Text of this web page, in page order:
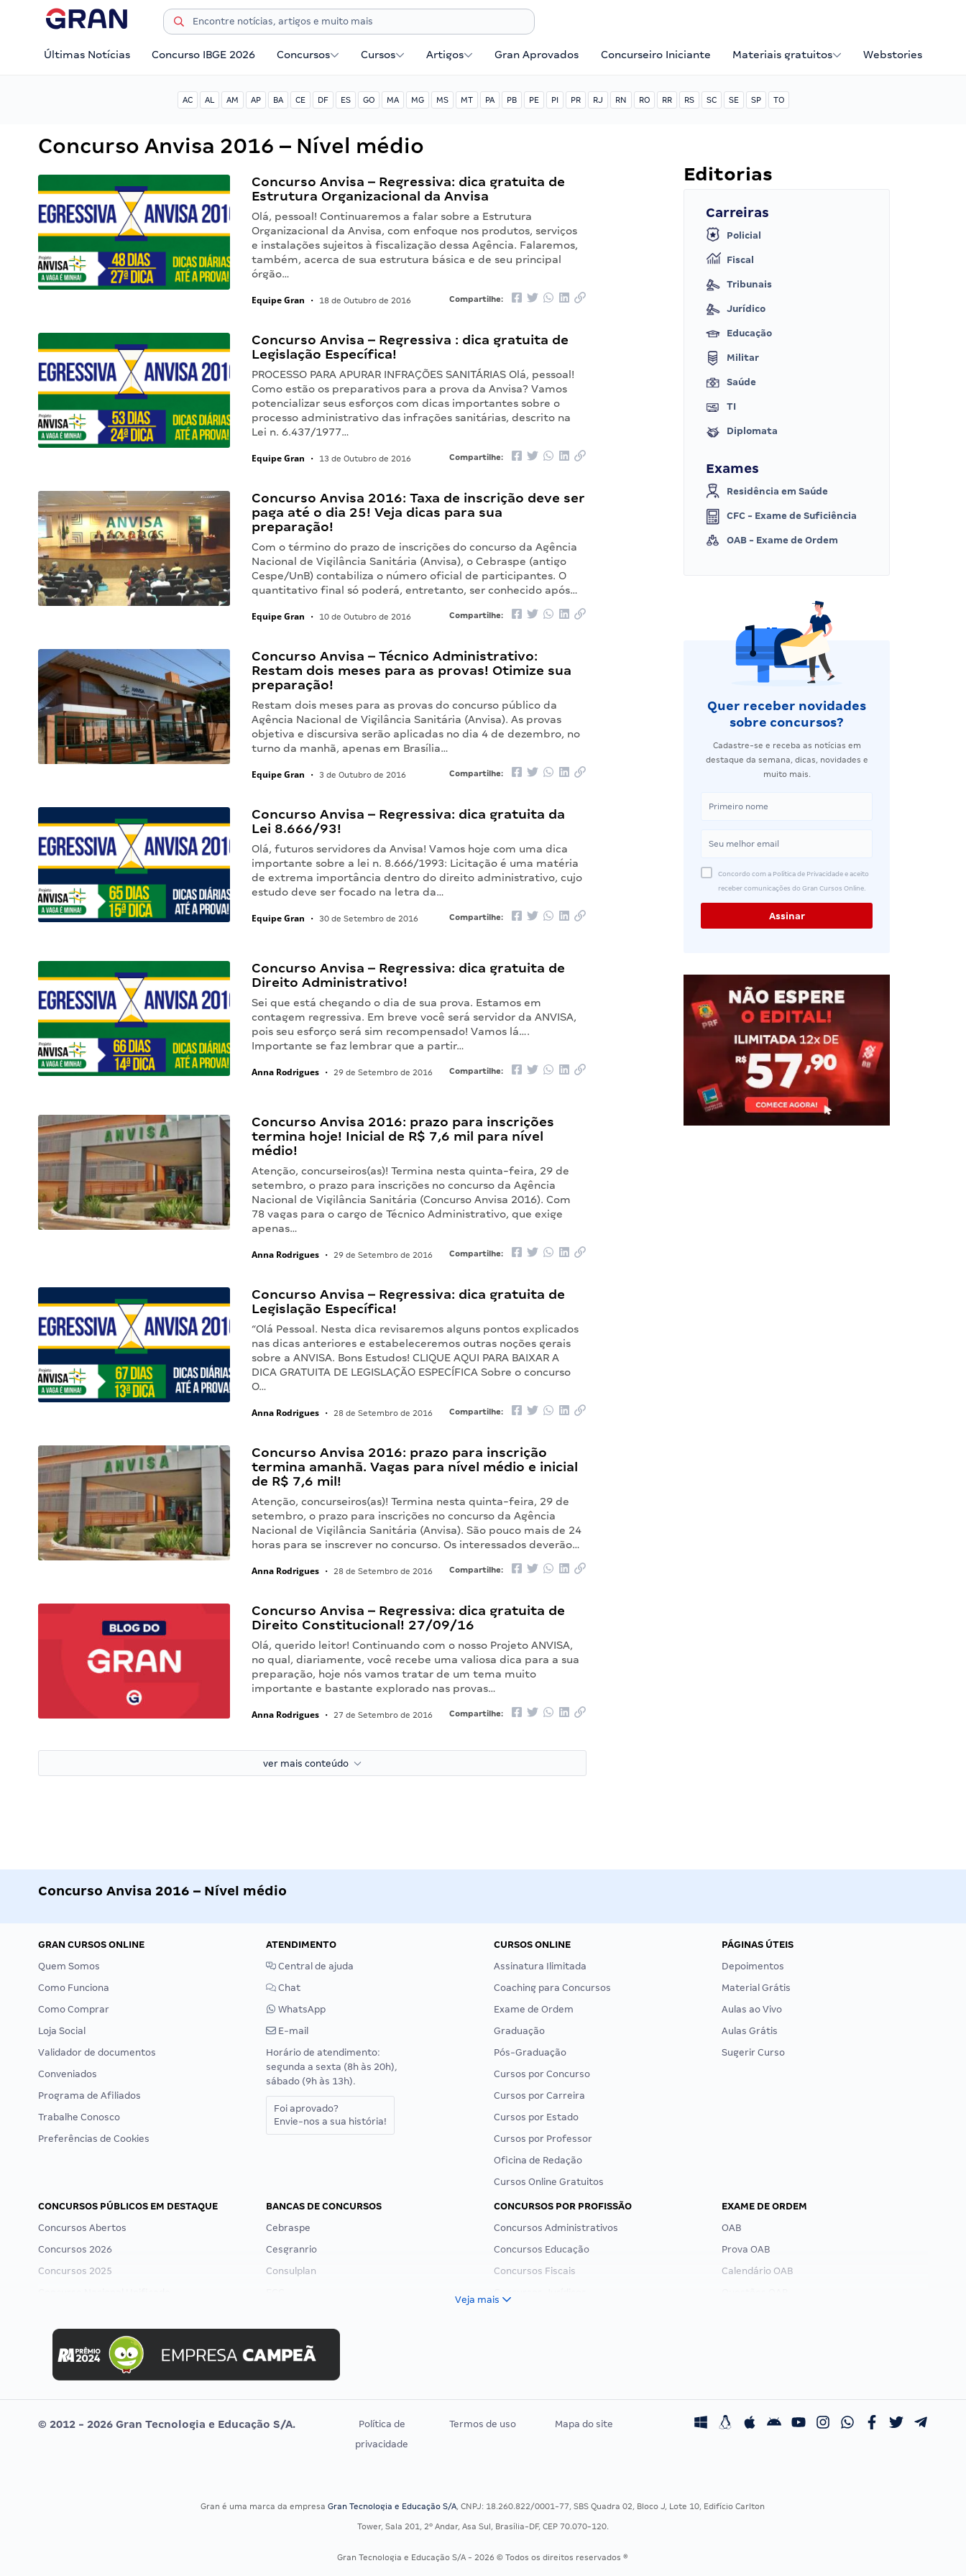
Últimas Notícias Concurso IBGE 2026 Concursos Cursos Artigos Gran Aprovados Concurseiro Iniciante Materiais gratuitos Webstories
AC AL AM AP BA CE DF ES GO MA MG MS MT PA PB PE PI PR RJ RN RO RR RS SC SE SP TO
Concurso Anvisa 2016 – Nível médio
Concurso Anvisa – Regressiva: dica gratuita de
Estrutura Organizacional da Anvisa
Olá, pessoal! Continuaremos a falar sobre a Estrutura
Organizacional da Anvisa, com enfoque nos produtos, serviços
e instalações sujeitos à fiscalização dessa Agência. Falaremos,
também, acerca de sua estrutura básica e de seu principal
órgão…
Equipe Gran • 18 de Outubro de 2016 Compartilhe:
Concurso Anvisa – Regressiva : dica gratuita de
Legislação Específica!
PROCESSO PARA APURAR INFRAÇÕES SANITÁRIAS Olá, pessoal!
Como estão os preparativos para a prova da Anvisa? Vamos
potencializar seus esforços com dicas importantes sobre o
processo administrativo das infrações sanitárias, descrito na
Lei n. 6.437/1977…
Equipe Gran • 13 de Outubro de 2016 Compartilhe:
Concurso Anvisa 2016: Taxa de inscrição deve ser
paga até o dia 25! Veja dicas para sua
preparação!
Com o término do prazo de inscrições do concurso da Agência
Nacional de Vigilância Sanitária (Anvisa), o Cebraspe (antigo
Cespe/UnB) contabiliza o número oficial de participantes. O
quantitativo final só poderá, entretanto, ser conhecido após…
Equipe Gran • 10 de Outubro de 2016 Compartilhe:
Concurso Anvisa – Técnico Administrativo:
Restam dois meses para as provas! Otimize sua
preparação!
Restam dois meses para as provas do concurso público da
Agência Nacional de Vigilância Sanitária (Anvisa). As provas
objetiva e discursiva serão aplicadas no dia 4 de dezembro, no
turno da manhã, apenas em Brasília…
Equipe Gran • 3 de Outubro de 2016 Compartilhe:
Concurso Anvisa – Regressiva: dica gratuita da
Lei 8.666/93!
Olá, futuros servidores da Anvisa! Vamos hoje com uma dica
importante sobre a lei n. 8.666/1993: Licitação é uma matéria
de extrema importância dentro do direito administrativo, cujo
estudo deve ser focado na letra da…
Equipe Gran • 30 de Setembro de 2016 Compartilhe:
Concurso Anvisa – Regressiva: dica gratuita de
Direito Administrativo!
Sei que está chegando o dia de sua prova. Estamos em
contagem regressiva. Em breve você será servidor da ANVISA,
pois seu esforço será sim recompensado! Vamos lá….
Importante se faz lembrar que a partir…
Anna Rodrigues • 29 de Setembro de 2016 Compartilhe:
Concurso Anvisa 2016: prazo para inscrições
termina hoje! Inicial de R$ 7,6 mil para nível
médio!
Atenção, concurseiros(as)! Termina nesta quinta-feira, 29 de
setembro, o prazo para inscrições no concurso da Agência
Nacional de Vigilância Sanitária (Concurso Anvisa 2016). Com
78 vagas para o cargo de Técnico Administrativo, que exige
apenas…
Anna Rodrigues • 29 de Setembro de 2016 Compartilhe:
Concurso Anvisa – Regressiva: dica gratuita de
Legislação Específica!
“Olá Pessoal. Nesta dica revisaremos alguns pontos explicados
nas dicas anteriores e estabeleceremos outras noções gerais
sobre a ANVISA. Bons Estudos! CLIQUE AQUI PARA BAIXAR A
DICA GRATUITA DE LEGISLAÇÃO ESPECÍFICA Sobre o concurso
O…
Anna Rodrigues • 28 de Setembro de 2016 Compartilhe:
Concurso Anvisa 2016: prazo para inscrição
termina amanhã. Vagas para nível médio e inicial
de R$ 7,6 mil!
Atenção, concurseiros(as)! Termina nesta quinta-feira, 29 de
setembro, o prazo para inscrições no concurso da Agência
Nacional de Vigilância Sanitária (Anvisa). São pouco mais de 24
horas para se inscrever no concurso. Os interessados deverão…
Anna Rodrigues • 28 de Setembro de 2016 Compartilhe:
Concurso Anvisa – Regressiva: dica gratuita de
Direito Constitucional! 27/09/16
Olá, querido leitor! Continuando com o nosso Projeto ANVISA,
no qual, diariamente, você recebe uma valiosa dica para a sua
preparação, hoje nós vamos tratar de um tema muito
importante e bastante explorado nas provas…
Anna Rodrigues • 27 de Setembro de 2016 Compartilhe:
ver mais conteúdo
Editorias
Carreiras
Policial
Fiscal
Tribunais
Jurídico
Educação
Militar
Saúde
TI
Diplomata
Exames
Residência em Saúde
CFC - Exame de Suficiência
OAB - Exame de Ordem
Quer receber novidades
sobre concursos?
Cadastre-se e receba as notícias em
destaque da semana, dicas, novidades e
muito mais.
Concordo com a Política de Privacidade e aceito
receber comunicações do Gran Cursos Online.
Concurso Anvisa 2016 – Nível médio
GRAN CURSOS ONLINE
Quem Somos
Como Funciona
Como Comprar
Loja Social
Validador de documentos
Conveniados
Programa de Afiliados
Trabalhe Conosco
Preferências de Cookies
ATENDIMENTO
Central de ajuda
Chat
WhatsApp
E-mail
Horário de atendimento:
segunda a sexta (8h às 20h),
sábado (9h às 13h).
Foi aprovado?
Envie-nos a sua história!
CURSOS ONLINE
Assinatura Ilimitada
Coaching para Concursos
Exame de Ordem
Graduação
Pós-Graduação
Cursos por Concurso
Cursos por Carreira
Cursos por Estado
Cursos por Professor
Oficina de Redação
Cursos Online Gratuitos
PÁGINAS ÚTEIS
Depoimentos
Material Grátis
Aulas ao Vivo
Aulas Grátis
Sugerir Curso
CONCURSOS PÚBLICOS EM DESTAQUE
Concursos Abertos
Concursos 2026
Concursos 2025
Concurso MPU
Editais publicados
BANCAS DE CONCURSOS
Cebraspe
Cesgranrio
Consulplan
Selecon
Uniase
Vunesp
CONCURSOS POR PROFISSÃO
Concursos Administrativos
Concursos Educação
Concursos Fiscais
Residência Multiprofissional
EXAME DE ORDEM
OAB
Prova OAB
Calendário OAB
Veja mais
© 2012 - 2026 Gran Tecnologia e Educação S/A.
Política de
privacidade
Termos de uso Mapa do site
Gran é uma marca da empresaGran Tecnologia e Educação S/A, CNPJ: 18.260.822/0001-77, SBS Quadra 02, Bloco J, Lote 10, Edifício Carlton
Tower, Sala 201, 2º Andar, Asa Sul, Brasília-DF, CEP 70.070-120.
Gran Tecnologia e Educação S/A - 2026 © Todos os direitos reservados ®